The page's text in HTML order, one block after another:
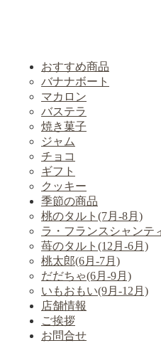
おすすめ商品
バナナボート
マカロン
バステラ
焼き菓子
ジャム
チョコ
ギフト
クッキー
季節の商品
桃のタルト(7月-8月)
ラ・フランスシャンテ
苺のタルト(12月-6月)
桃太郎(6月-7月)
だだちゃ(6月-9月)
いもおもい(9月-12月)
店舗情報
ご挨拶
お問合せ